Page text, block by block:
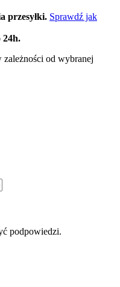
przesyłki. Sprawdź jak
24h.
zależności od wybranej
podpowiedzi.